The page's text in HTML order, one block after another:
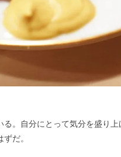
。自分にとって気分を盛り
だ。